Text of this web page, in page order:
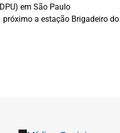
em São Paulo
próximo a estação Brigadeiro